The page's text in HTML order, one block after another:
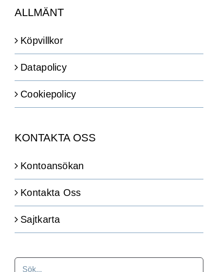
ALLMÄNT
Köpvillkor
Datapolicy
Cookiepolicy
KONTAKTA OSS
Kontoansökan
Kontakta Oss
Sajtkarta